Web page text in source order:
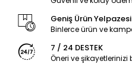
Geniş Ürün Yelpazesi
Binlerce ürün ve
7 / 24 DESTEK
Öneri ve şikayetlerinizi